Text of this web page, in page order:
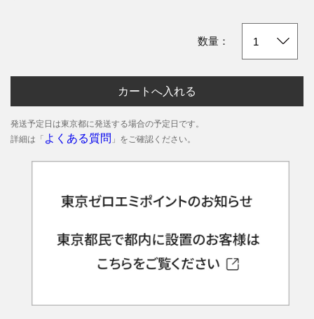
数量：
カートへ入れる
発送予定日は東京都に発送する場合の予定日です。
詳細は「 よくある質問 」をご確認ください。